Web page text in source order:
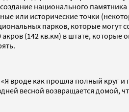
национального
или исторические точки
парков, которые могут
(142 кв.км) в штате, которые
вроде как прошла полный круг и
весной возвращается домой,